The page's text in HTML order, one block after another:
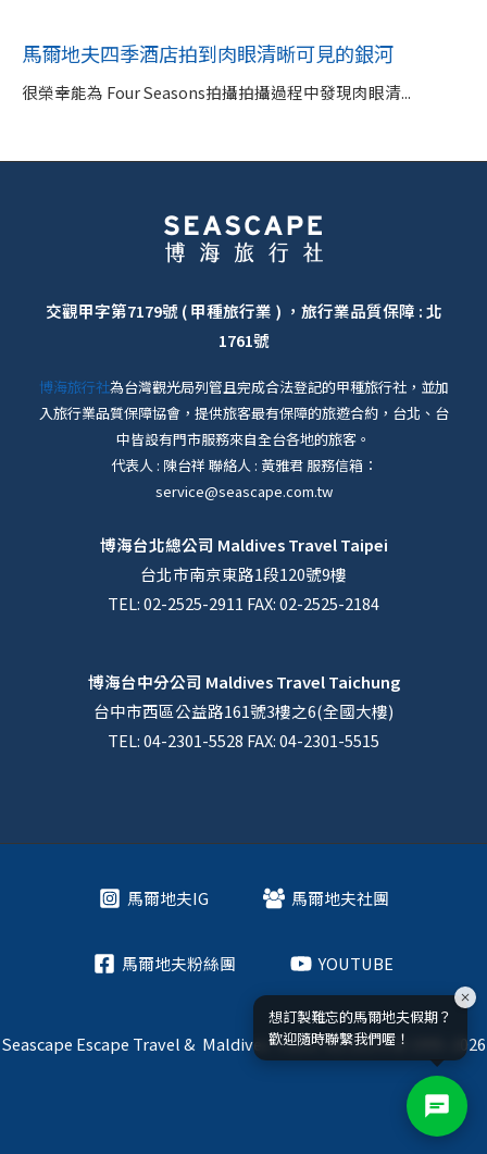
馬爾地夫四季酒店拍到肉眼清晰可見的銀河
很榮幸能為 Four Seasons拍攝拍攝過程中發現肉眼清...
交觀甲字第7179號 ( 甲種旅行業 ) ，旅行業品質保障 : 北
1761號
博海旅行社為台灣觀光局列管且完成合法登記的甲種旅行社，並加
入旅行業品質保障協會，提供旅客最有保障的旅遊合約，台北、台
中皆設有門市服務來自全台各地的旅客。
代表人 : 陳台祥 聯絡人 : 黃雅君 服務信箱：
service@seascape.com.tw
博海台北總公司 Maldives Travel Taipei
台北市南京東路1段120號9樓
TEL: 02-2525-2911 FAX: 02-2525-2184
博海台中分公司 Maldives Travel Taichung
台中市西區公益路161號3樓之6(全國大樓)
TEL: 04-2301-5528 FAX: 04-2301-5515
馬爾地夫IG 馬爾地夫社團
馬爾地夫粉絲團 YOUTUBE
Seascape Escape Travel & Maldives Travel Network © 1995-2026
想訂製難忘的馬爾地夫假期？
歡迎隨時聯繫我們喔！